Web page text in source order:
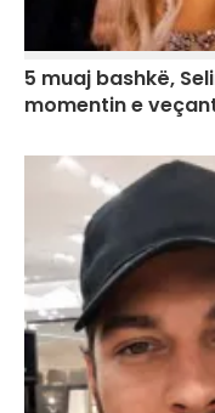
5 muaj bashkë,
momentin e